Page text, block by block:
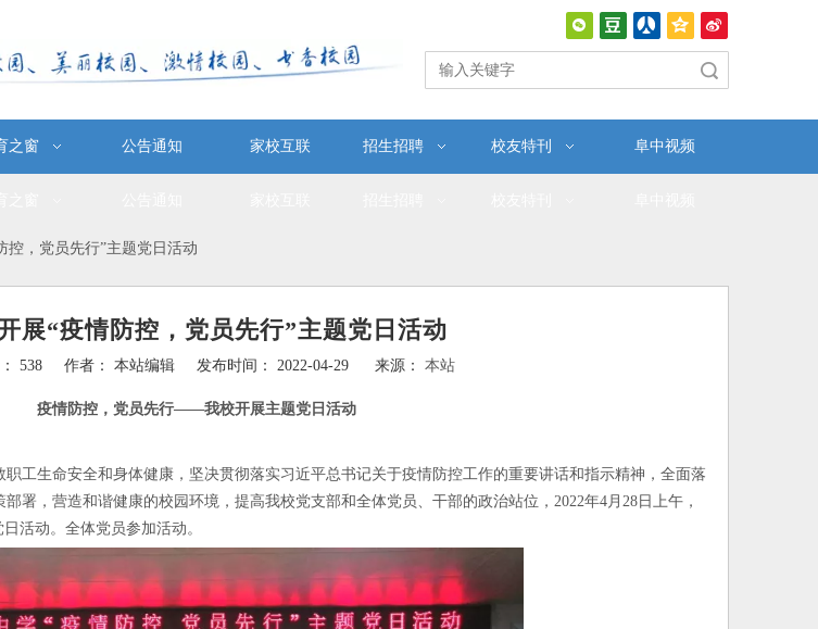
之窗 公告通知 家校互联 招生招聘 校友特刊 阜中视频
控，党员先行”主题党日活动
展“疫情防控，党员先行”主题党日活动
538作者： 本站编辑 发布时间： 2022-04-29 来源： 本站
疫情防控，党员先行——我校开展主题党日活动
生命安全和身体健康，坚决贯彻落实习近平总书记关于疫情防控工作的重要讲话和指示精神，全面落
署，营造和谐健康的校园环境，提高我校党支部和全体党员、干部的政治站位，2022年4月28日上午，
活动。全体党员参加活动。